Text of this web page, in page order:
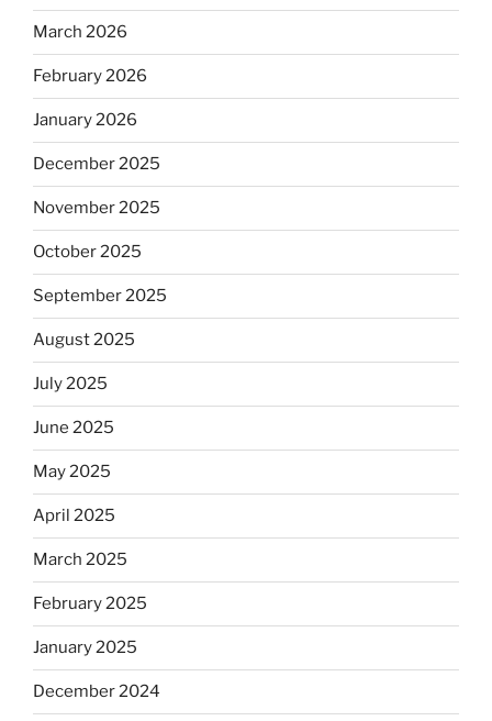
March 2026
February 2026
January 2026
December 2025
November 2025
October 2025
September 2025
August 2025
July 2025
June 2025
May 2025
April 2025
March 2025
February 2025
January 2025
December 2024